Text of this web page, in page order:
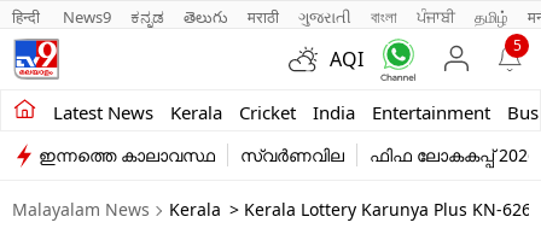
हिन्दी News9 ಕನ್ನಡ తెలుగు मराठी ગુજરાતી বাংলা ਪੰਜਾਬੀ தமிழ்
AQI
5
Latest News Kerala Cricket India Entertainment
Kerala
India
Entertainment
ഇന്നത്തെ കാലാവസ്ഥ സ്വർണവില ഫിഫ ലോകകപ്പ് 2026
Malayalam News Kerala > Kerala Lottery Karunya Plus KN-